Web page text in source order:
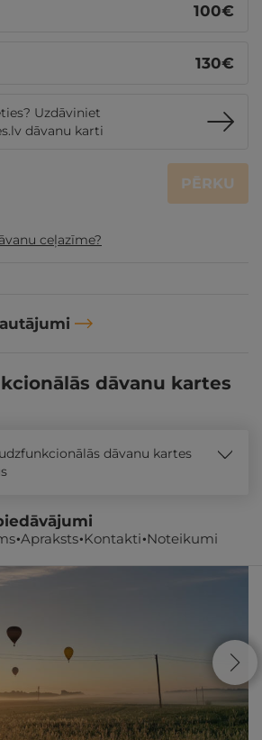
100€
130€
Uzdāviniet
dāvanu karti
PĒRKU
ceļazīme?
Apraksts Kontakti Noteikumi
dāvanu kartes
dāvanu kartes